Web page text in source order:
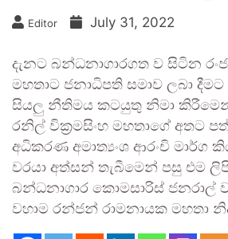
Editor July 31, 2022
දැනට බන්ධනාගාරගත ව සිටින
මහතාට ජනාධිපති සමාව ලබා
සියලු නීතිමය කටයුතු නිමා
රනිල් වික්‍රමසිංහ මහතාගේ අතට
අධිකරණ අමාත්‍යංශ ආරංචි මාර්ග
වරයා අත්සන් තැබීමෙන් පසු එම
බන්ධනාගාර කොමසාරිස් ජනරාල්
වහාම රන්ජන් රාමනායක මහතා